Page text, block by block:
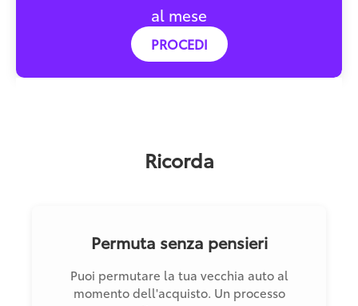
al mese
PROCEDI
Ricorda
Permuta senza pensieri
Puoi permutare la tua vecchia auto al
momento dell'acquisto. Un processo